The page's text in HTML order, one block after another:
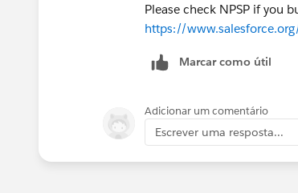
Please check NPSP if you
https://
Marcar como útil
Adicionar um comentário
Escrever uma resposta...